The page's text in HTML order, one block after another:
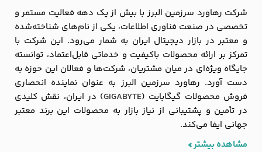
شرکت رهاورد سرزمین البرز با بیش از یک دهه فعالیت مستمر و
تخصصی در صنعت فناوری اطلاعات، یکی از نام‌های شناخته‌شده
و معتبر در بازار دیجیتال ایران به شمار می‌رود. این شرکت با
تمرکز بر ارائه محصولات باکیفیت و خدماتی قابل‌اعتماد، توانسته
جایگاه ویژه‌ای در میان مشتریان، شرکت‌ها و فعالان این حوزه به
دست آورد. رهاورد سرزمین البرز به عنوان نماینده انحصاری
فروش محصولات گیگابایت (GIGABYTE) در ایران، نقش کلیدی
در تأمین و پشتیبانی از نیاز بازار به محصولات این برند معتبر
جهانی ایفا می‌کند.
مشاهده بیشتر